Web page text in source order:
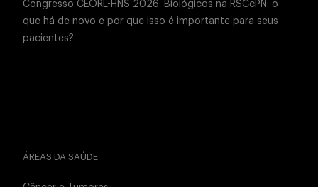
Congresso CEORL-HNS 2026: Biológicos na RSCcPN: o
que há de novo e por que isso é importante para seus
pacientes?
ÁREAS DA SAÚDE